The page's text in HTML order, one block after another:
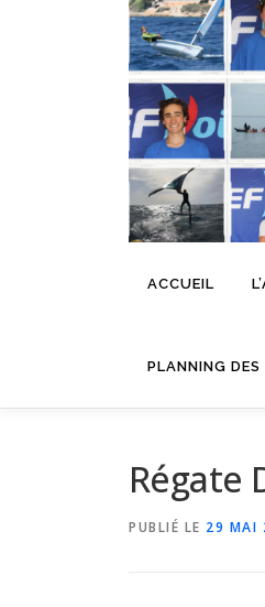
ACCUEIL
PLANNING DES
Régate
PUBLIÉ LE 29 MAI